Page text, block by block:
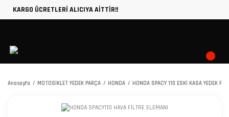
KARGO ÜCRETLERİ ALICIYA AİTTİR!!
Anasayfa MOTOSİKLET YEDEK PARÇA HONDA HONDA SPACY 110 ESKİ KASA YEDEK